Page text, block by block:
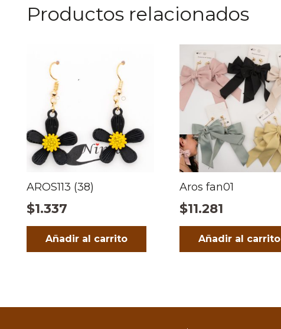
Productos relacionados
AROS113 (38)
$1.337
Añadir al carrito
Aros fan01
$11.281
Añadir al carrito